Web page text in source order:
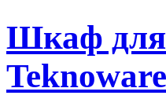
Шкаф для
Teknoware